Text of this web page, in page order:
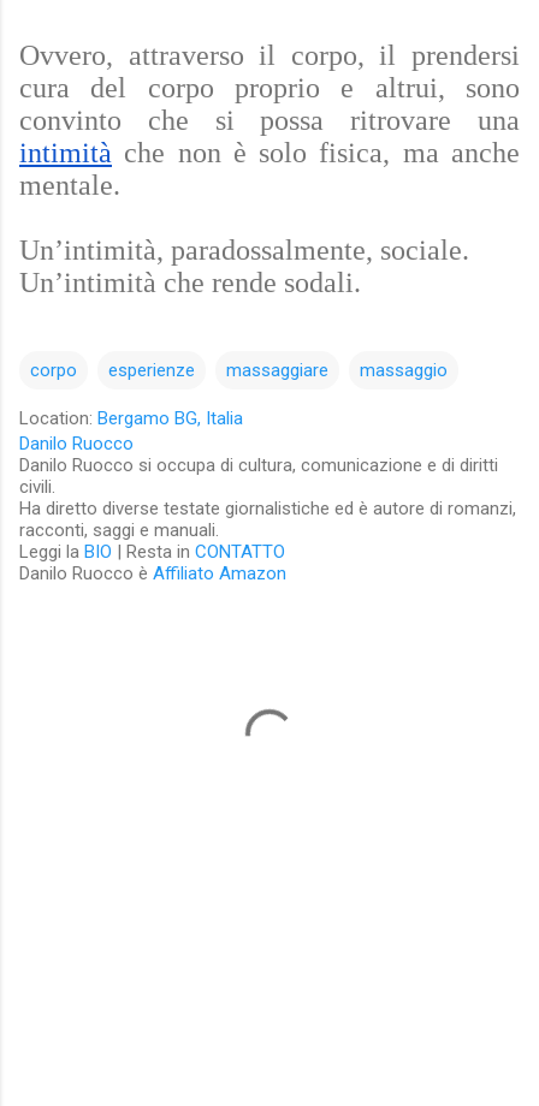
Ovvero, attraverso il corpo, il prendersi
cura del corpo proprio e altrui, sono
convinto che si possa ritrovare una
intimità che non è solo fisica, ma anche
mentale.
Un’intimità, paradossalmente, sociale.
Un’intimità che rende sodali.
corpo esperienze massaggiare massaggio
Location: Bergamo BG, Italia
Danilo Ruocco
Danilo Ruocco si occupa di cultura, comunicazione e di diritti
civili.
Ha diretto diverse testate giornalistiche ed è autore di romanzi,
racconti, saggi e manuali.
Leggi la BIO | Resta in CONTATTO
Danilo Ruocco è Affiliato Amazon